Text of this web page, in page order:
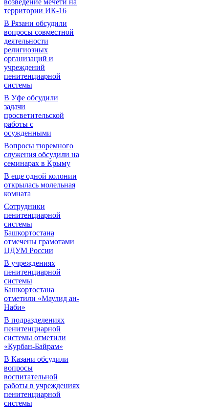
возведение мечети на
территории ИК-16
В Рязани обсудили
вопросы совместной
деятельности
религиозных
организаций и
учреждений
пенитенциарной
системы
В Уфе обсудили
задачи
просветительской
работы с
осужденными
Вопросы тюремного
служения обсудили на
семинарах в Крыму
В еще одной колонии
открылась молельная
комната
Сотрудники
пенитенциарной
системы
Башкортостана
отмечены грамотами
ЦДУМ России
В учреждениях
пенитенциарной
системы
Башкортостана
отметили «Маулид ан-
Наби»
В подразделениях
пенитенциарной
системы отметили
«Курбан-Байрам»
В Казани обсудили
вопросы
воспитательной
работы в учреждениях
пенитенциарной
системы